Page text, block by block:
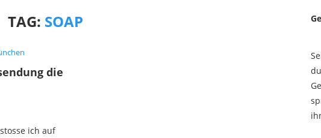
TAG: SOAP
die
ich auf